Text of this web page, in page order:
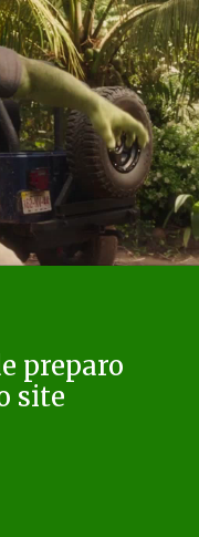
preparo
site